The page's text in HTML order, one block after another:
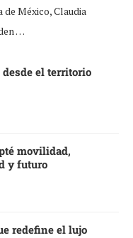
México, Claudia
…
el territorio
movilidad,
y futuro
redefine el lujo